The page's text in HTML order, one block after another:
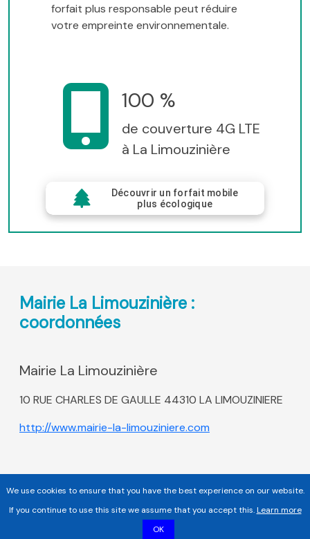
forfait plus responsable peut réduire
votre empreinte environnementale.
100 %
de couverture 4G LTE
à La Limouzinière
Découvrir un forfait mobile
plus écologique
Mairie La Limouzinière :
coordonnées
Mairie La Limouzinière
10 RUE CHARLES DE GAULLE 44310 LA LIMOUZINIERE
http://www.mairie-la-limouziniere.com
We use cookies to ensure that you have the best experience on our website.
If you continue to use this site we assume that you accept this.Learn more
OK